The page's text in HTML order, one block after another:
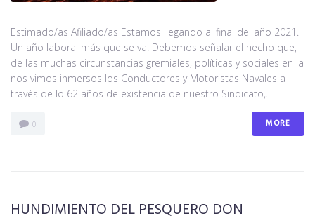
Estimado/as Afiliado/as Estamos llegando al final del año 2021.
Un año laboral más que se va. Debemos señalar el hecho que,
de las muchas circunstancias gremiales, políticas y sociales en la
nos vimos inmersos los Conductores y Motoristas Navales a
través de lo 62 años de existencia de nuestro Sindicato,...
0 MORE
HUNDIMIENTO DEL PESQUERO DON